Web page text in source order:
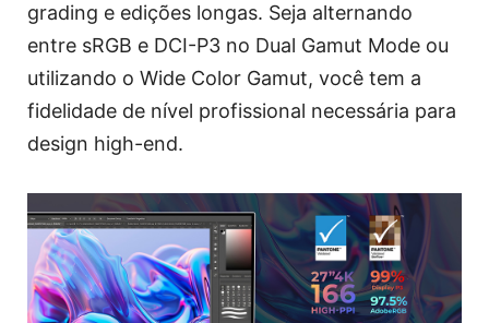
grading e edições longas. Seja alternando
entre sRGB e DCI-P3 no Dual Gamut Mode ou
utilizando o Wide Color Gamut, você tem a
fidelidade de nível profissional necessária para
design high-end.